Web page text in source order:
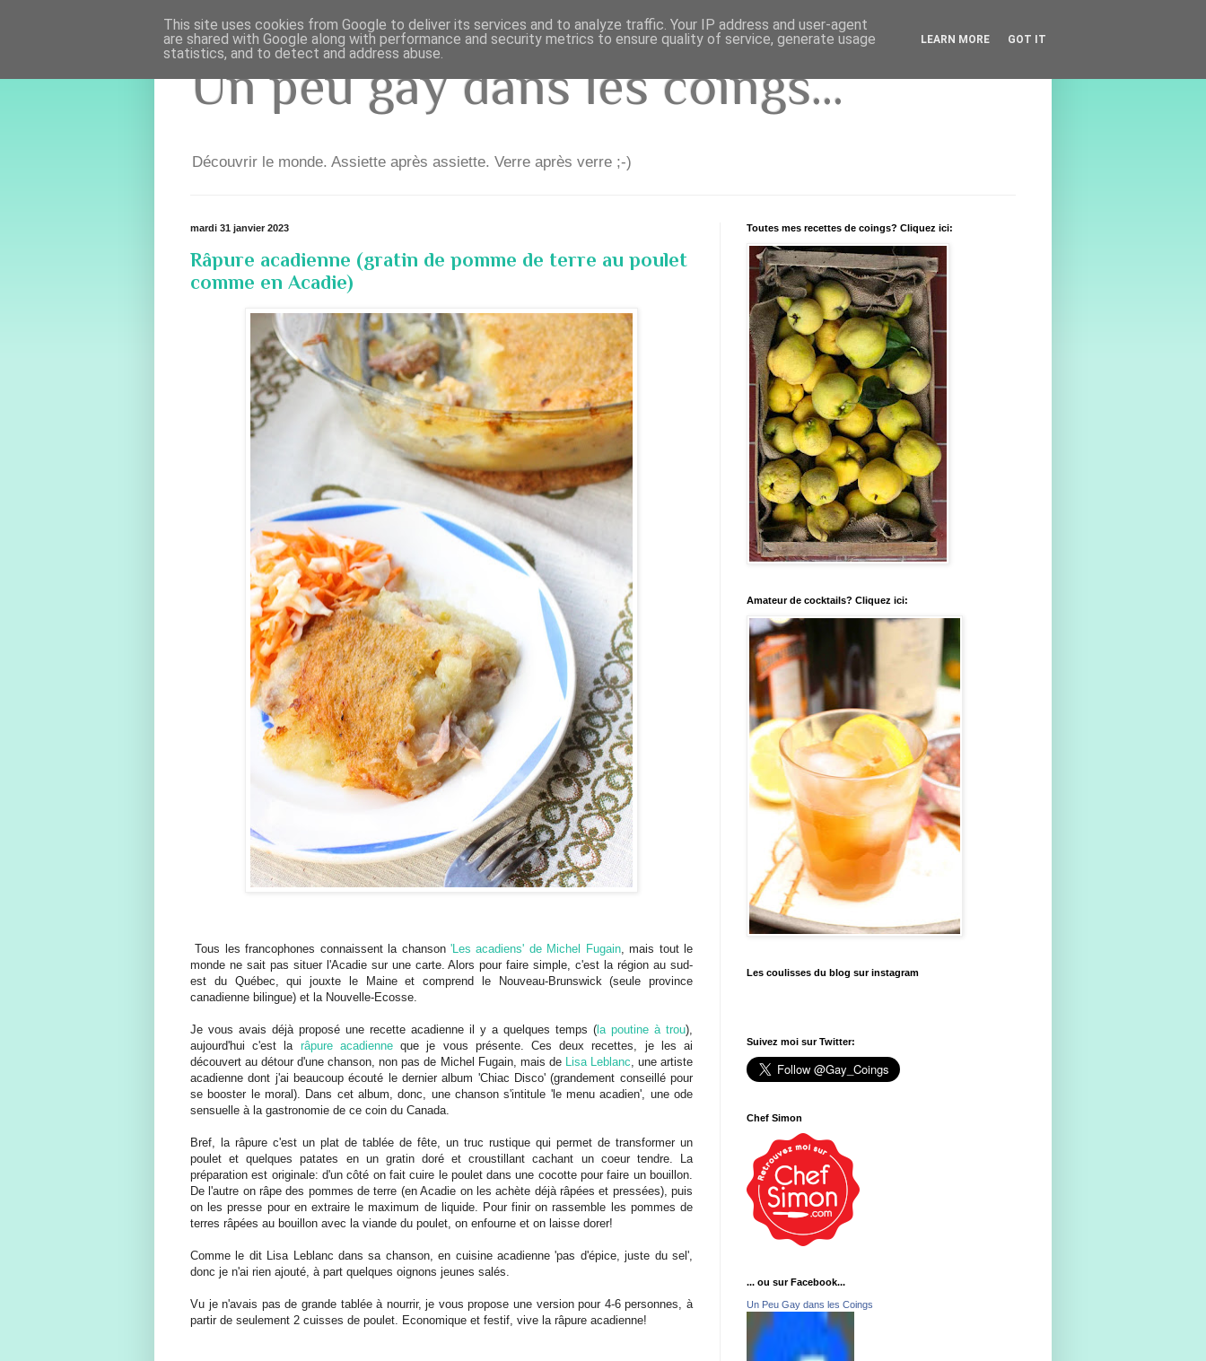
Un peu gay dans les coings...
Découvrir le monde. Assiette après assiette. Verre après verre ;-)
mardi 31 janvier 2023
Râpure acadienne (gratin de pomme de terre au poulet
comme en Acadie)
Tous les francophones connaissent la chanson 'Les acadiens' de Michel Fugain, mais tout le
monde ne sait pas situer l'Acadie sur une carte. Alors pour faire simple, c'est la région au sud-
est du Québec, qui jouxte le Maine et comprend le Nouveau-Brunswick (seule province
canadienne bilingue) et la Nouvelle-Ecosse.
Je vous avais déjà proposé une recette acadienne il y a quelques temps ( la poutine à trou),
aujourd'hui c'est la râpure acadienneque je vous présente. Ces deux recettes, je les ai
découvert au détour d'une chanson, non pas de Michel Fugain, mais de Lisa Leblanc, une artiste
acadienne dont j'ai beaucoup écouté le dernier album 'Chiac Disco' (grandement conseillé pour
se booster le moral). Dans cet album, donc, une chanson s'intitule 'le menu acadien', une ode
sensuelle à la gastronomie de ce coin du Canada.
Bref, la râpure c'est un plat de tablée de fête, un truc rustique qui permet de transformer un
poulet et quelques patates en un gratin doré et croustillant cachant un coeur tendre. La
préparation est originale: d'un côté on fait cuire le poulet dans une cocotte pour faire un bouillon.
De l'autre on râpe des pommes de terre (en Acadie on les achète déjà râpées et pressées), puis
on les presse pour en extraire le maximum de liquide. Pour finir on rassemble les pommes de
terres râpées au bouillon avec la viande du poulet, on enfourne et on laisse dorer!
Comme le dit Lisa Leblanc dans sa chanson, en cuisine acadienne 'pas d'épice, juste du sel',
donc je n'ai rien ajouté, à part quelques oignons jeunes salés.
Vu je n'avais pas de grande tablée à nourrir, je vous propose une version pour 4-6 personnes, à
partir de seulement 2 cuisses de poulet. Economique et festif, vive la râpure acadienne!
Toutes mes recettes de coings? Cliquez ici:
Amateur de cocktails? Cliquez ici:
Les coulisses du blog sur instagram
Suivez moi sur Twitter:
Chef Simon
... ou sur Facebook...
Un Peu Gay dans les Coings
This site uses cookies from Google to deliver its services and to analyze traffic. Your IP address and user-agent
are shared with Google along with performance and security metrics to ensure quality of service, generate usage
statistics, and to detect and address abuse.
LEARN MORE GOT IT